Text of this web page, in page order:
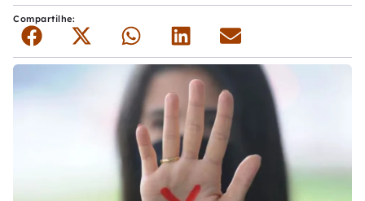
Compartilhe: